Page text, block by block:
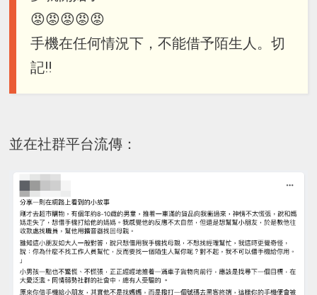
😡😡😡😡😡
手機在任何情況下，不能借予陌生人。切
記‼️
並在社群平台流傳：